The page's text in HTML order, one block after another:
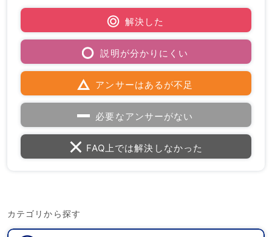
解決した
説明が分かりにくい
アンサーはあるが不足
必要なアンサーがない
FAQ上では解決しなかった
カテゴリから探す